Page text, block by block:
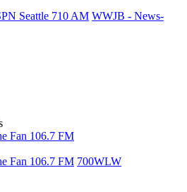
Seattle 710 AM WWJB - News-
Fan 106.7 FM
Fan 106.7 FM 700WLW